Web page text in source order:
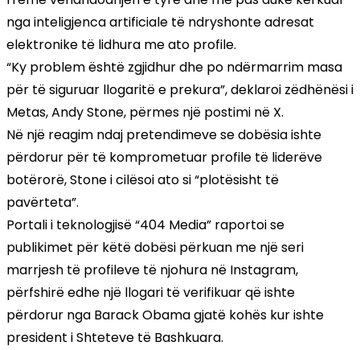
nga inteligjenca artificiale të ndryshonte adresat
elektronike të lidhura me ato profile.
“Ky problem është zgjidhur dhe po ndërmarrim masa
për të siguruar llogaritë e prekura”, deklaroi zëdhënësi i
Metas, Andy Stone, përmes një postimi në X.
Në një reagim ndaj pretendimeve se dobësia ishte
përdorur për të komprometuar profile të liderëve
botërorë, Stone i cilësoi ato si “plotësisht të
pavërteta”.
Portali i teknologjisë “404 Media” raportoi se
publikimet për këtë dobësi përkuan me një seri
marrjesh të profileve të njohura në Instagram,
përfshirë edhe një llogari të verifikuar që ishte
përdorur nga Barack Obama gjatë kohës kur ishte
president i Shteteve të Bashkuara.